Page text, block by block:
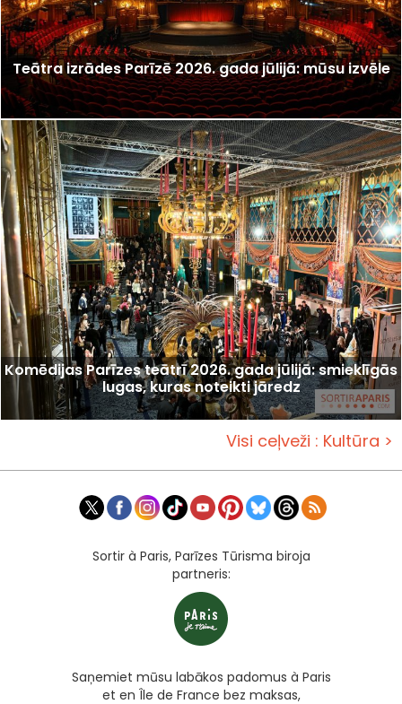
Teātra izrādes Parīzē 2026. gada jūlijā: mūsu izvēle
Komēdijas Parīzes teātrī 2026. gada jūlijā: smieklīgās
lugas, kuras noteikti jāredz
Visi ceļveži : Kultūra >
Sortir à Paris, Parīzes Tūrisma biroja
partneris:
Saņemiet mūsu labākos padomus à Paris
et en Île de France bez maksas,